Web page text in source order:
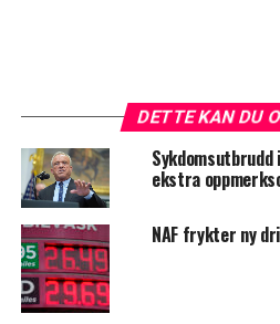
DETTE KAN DU
ekstra
NAF frykter ny